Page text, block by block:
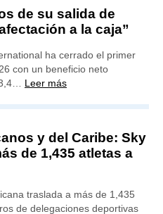
de su salida de
a la caja”
ha cerrado el primer
con un beneficio neto
Leer más
y del Caribe: Sky
de 1,435 atletas a
traslada a más de 1,435
de delegaciones deportivas